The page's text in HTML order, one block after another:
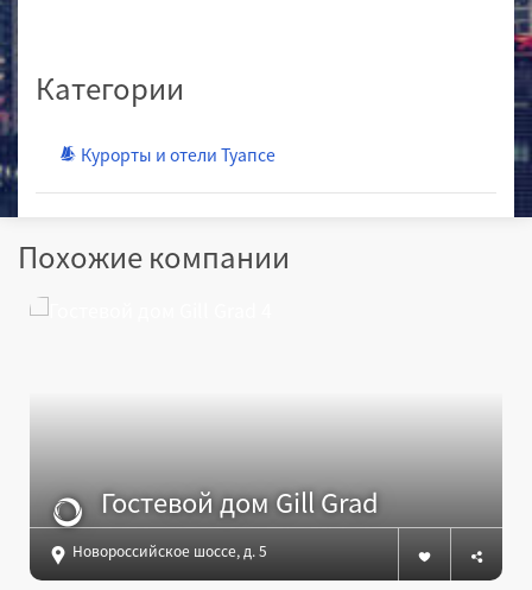
Категории
Курорты и отели Туапсе
Похожие компании
Гостевой дом Gill Grad
Новороссийское шоссе, д. 5б, Небуг